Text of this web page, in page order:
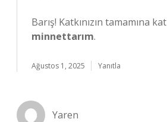
Barış! Katkınızın tamamına
minnettarım.
Ağustos 1, 2025 Yanıtla
Yaren